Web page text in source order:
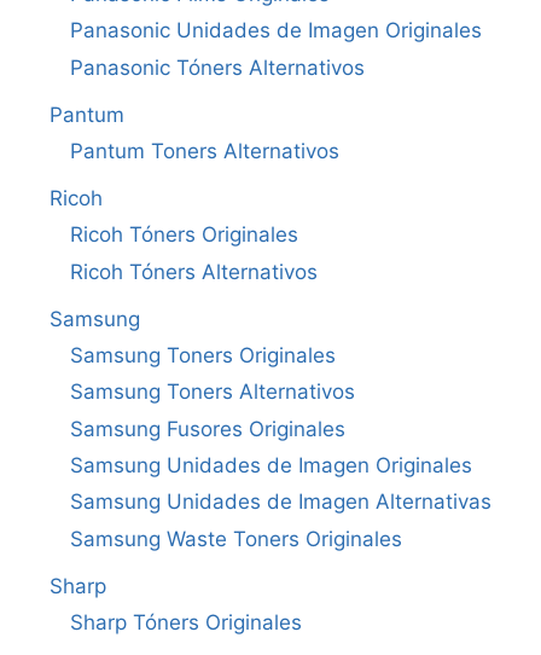
Panasonic Unidades de Imagen Originales
Panasonic Tóners Alternativos
Pantum
Pantum Toners Alternativos
Ricoh
Ricoh Tóners Originales
Ricoh Tóners Alternativos
Samsung
Samsung Toners Originales
Samsung Toners Alternativos
Samsung Fusores Originales
Samsung Unidades de Imagen Originales
Samsung Unidades de Imagen Alternativas
Samsung Waste Toners Originales
Sharp
Sharp Tóners Originales